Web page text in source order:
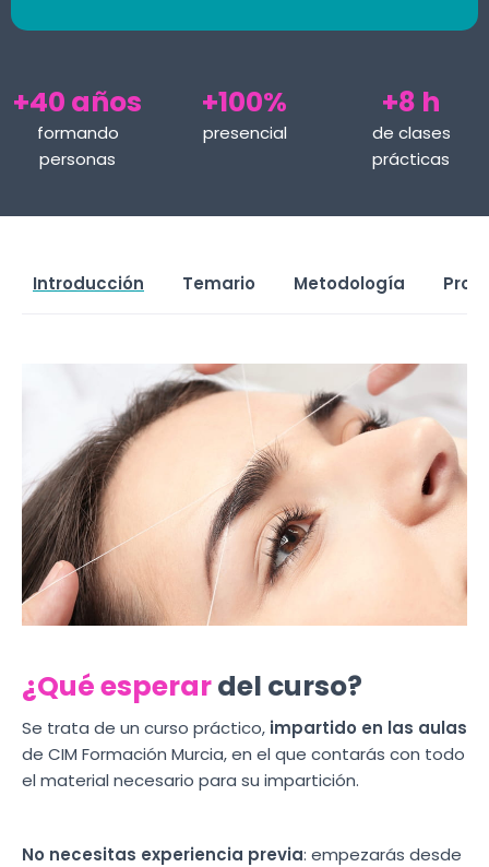
+40 años
formando
personas
+100%
presencial
+8 h
de clases
prácticas
Introducción Temario Metodología
¿Qué esperardel curso?
Se trata de un curso práctico, impartido en las aulas
de CIM Formación Murcia, en el que contarás con todo
el material necesario para su impartición.
No necesitas experiencia previa: empezarás desde